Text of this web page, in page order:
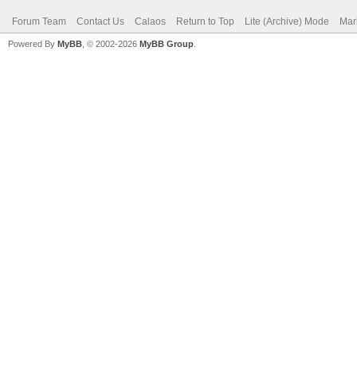
Forum Team Contact Us Calaos Return to Top Lite (Archive) Mode
Powered By MyBB , © 2002-2026 MyBB Group